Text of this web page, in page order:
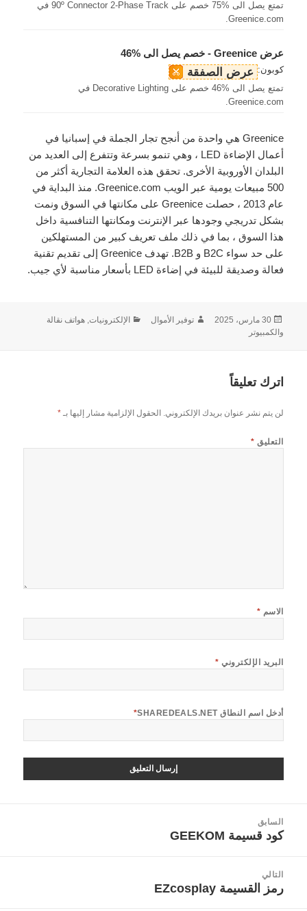
تمتع يصل الى %75 خصم على 90º Connector 2-Phase Track في
Greenice.com.
عرض Greenice - خصم يصل الى %46
كوبون: عرض الصفقة
تمتع يصل الى %46 خصم على Decorative Lighting في
Greenice.com.
Greenice هي واحدة من أنجح تجار الجملة في إسبانيا في
أعمال الإضاءة LED ، وهي تنمو بسرعة وتتفرع إلى العديد من
البلدان الأوروبية الأخرى. تحقق هذه العلامة التجارية أكثر من
500 مبيعات يومية عبر الويب Greenice.com. منذ البداية في
عام 2013 ، حصلت Greenice على مكانتها في السوق ونمت
بشكل تدريجي وجودها عبر الإنترنت ومكانتها التنافسية داخل
هذا السوق ، بما في ذلك ملف تعريف كبير من المستهلكين
على حد سواء B2C و B2B. تهدف Greenice إلى تقديم تقنية
فعالة وصديقة للبيئة في إضاءة LED بأسعار مناسبة لأي جيب.
نُشرت
في
30 مارس، 2025 الكاتب
توفير الأموال التصنيفات
الإلكترونيات, هواتف نقالة
والكمبيوتر
اترك تعليقاً
لن يتم نشر عنوان بريدك الإلكتروني. الحقول الإلزامية مشار إليها بـ*
التعليق *
الاسم *
البريد الإلكتروني *
أدخل اسم النطاق SHAREDEALS.NET *
المقالاتالسابق
المقالة
كود قسيمة GEEKOM
التالي
المقالة
رمز القسيمة EZcosplay